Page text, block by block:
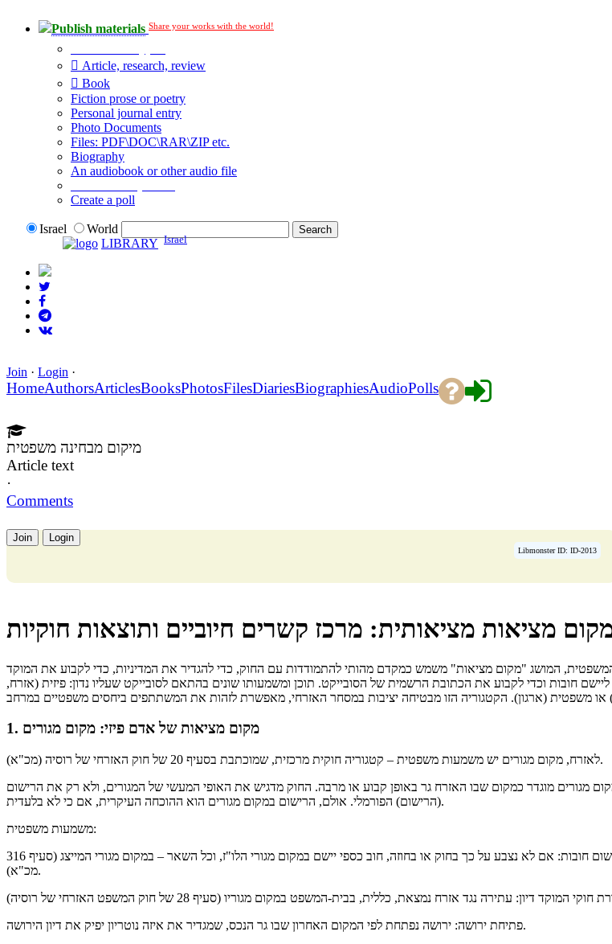
Publish materials Share your works with the world!
Article, research, review
Book
Fiction prose or poetry
Personal journal entry
Photo Documents
Files: PDF\DOC\RAR\ZIP etc.
Biography
An audiobook or other audio file
Create a poll
Israel
World
LIBRARY Israel
Join · Login ·
HomeAuthorsArticlesBooksPhotosFilesDiariesBiographiesAudioPolls
מיקום מבחינה משפטית
Article text
·
Comments
Join Login
Libmonster ID: ID-2013
מציאות מציאותית: מרכז קשרים חיוביים ותוצאות חוקיות
המושג "מקום מציאות" משמש כמקדם מהותי להתמודדות עם החוק, כדי להגדיר את המדיניות, כדי לקבוע את המוקד
ליישם חובות וכדי לקבוע את הכתובת הרשמית של הסובייקט. תוכן ומשמעותו שונים בהתאם לסובייקט שעליו נדון: פיזית (אזרח,
1. מקום מציאות של אדם פיזי: מקום מגורים
לאזרח, מקום מגורים יש משמעות משפטית – קטגוריה חוקית מרכזית, שמוכתבת בסעיף 20 של חוק האזרחי של רוסיה (מכ"א).
מגורים מוגדר כמקום שבו האזרח גר באופן קבוע או מרבה. החוק מדגיש את האופי המעשי של המגורים, ולא רק את הרישום
(הרישום) הפורמלי. אולם, הרישום במקום מגורים הוא ההוכחה העיקרית, אם כי לא בלעדית.
משמעות משפטית:
מקום יישום חובות: אם לא נצבע על כך בחוק או בחוזה, חוב כספי יישם במקום מגורי הלו"ז, וכל השאר – במקום מגורי המייצג (סעיף 316
מכ"א).
פתיחת ירושה: ירושה נפתחת לפי המקום האחרון שבו גר הנכס, שמגדיר את איזה נוטריון יפיק את דיון הירושה.